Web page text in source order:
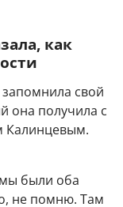
как
свой
она получила с
Калинцевым.
были оба
не помню. Там